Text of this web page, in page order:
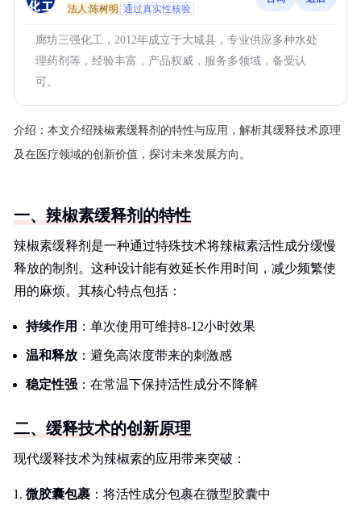
法人:陈树明 通过真实性核验
廊坊三强化工，2012年成立于大城县，专业供应多种水处
理药剂等，经验丰富，产品权威，服务多领域，备受认
可。
介绍： 本文介绍辣椒素缓释剂的特性与应用，解析其缓释技术原理
及在医疗领域的创新价值，探讨未来发展方向。
一、辣椒素缓释剂的特性
辣椒素缓释剂是一种通过特殊技术将辣椒素活性成分缓慢
释放的制剂。这种设计能有效延长作用时间，减少频繁使
用的麻烦。其核心特点包括：
持续作用 ：单次使用可维持8-12小时效果
温和释放 ：避免高浓度带来的刺激感
稳定性强 ：在常温下保持活性成分不降解
二、缓释技术的创新原理
现代缓释技术为辣椒素的应用带来突破：
微胶囊包裹 ：将活性成分包裹在微型胶囊中